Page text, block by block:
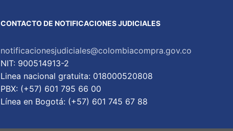
CONTACTO DE NOTIFICACIONES JUDICIALES
notificacionesjudiciales@colombiacompra.gov.co
NIT: 900514913-2
Linea nacional gratuita: 018000520808
PBX: (+57) 601 795 66 00
Lí­nea en Bogotá: (+57) 601 745 67 88